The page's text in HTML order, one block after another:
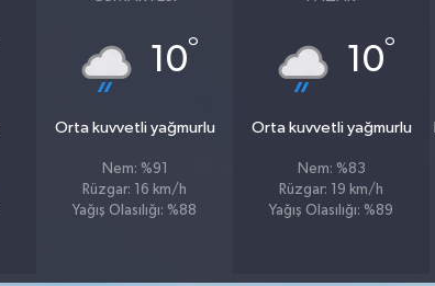
10°
Orta kuvvetli yağmurlu
Nem: %91
Rüzgar: 16 km/h
Yağış Olasılığı: %88
10°
Orta kuvvetli yağmurlu
Nem: %83
Rüzgar: 19 km/h
Yağış Olasılığı: %89